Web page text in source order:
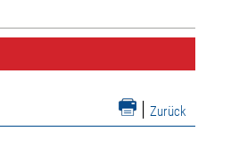
| Zurück